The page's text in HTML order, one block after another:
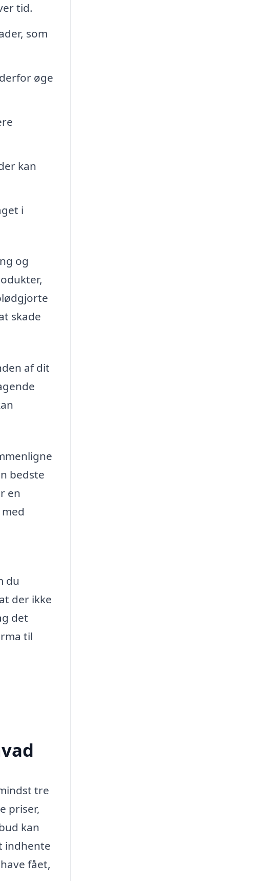
tid.
som
øge
kan
i
og
skade
af dit
bedste
en
du
der ikke
det
til
tre
priser,
kan
indhente
fået,